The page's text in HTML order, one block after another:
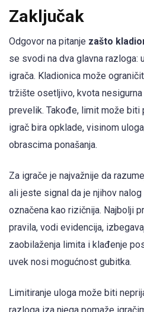
Zaključak
Odgovor na pitanje zašto
se svodi na dva glavna razloga:
igrača. Kladionica može
tržište osetljivo, kvota
prevelik. Takođe, limit može biti
igrač bira opklade, visinom
obrascima ponašanja.
Za igrače je najvažnije da
ali jeste signal da je njihov
označena kao rizičnija. Najbolji
pravila, vodi evidencija,
zaobilaženja limita i klađenje
uvek nosi mogućnost gubitka.
Limitiranje uloga može biti